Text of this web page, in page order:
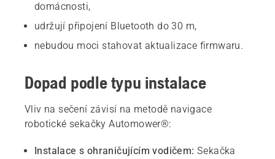
domácnosti,
udržují připojení Bluetooth do 30 m,
nebudou moci stahovat aktualizace firmwaru.
Dopad podle typu instalace
Vliv na sečení závisí na metodě navigace
robotické sekačky Automower®:
Instalace s ohraničujícím vodičem: Sekačka